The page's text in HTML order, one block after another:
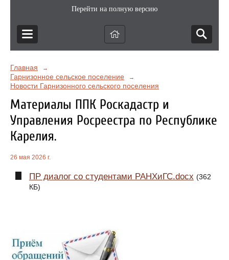
Перейти на полную версию
Главная →
Гарнизонное сельское поселение →
Новости Гарнизонного сельского поселения
Материалы ППК Роскадастр и
Управления Росреестра по Республике
Карелия.
26 мая 2026 г.
ПР диалог со студентами РАНХиГС.docx (362
КБ)